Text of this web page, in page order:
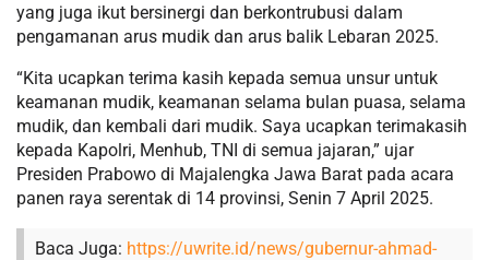
yang juga ikut bersinergi dan berkontrubusi dalam
pengamanan arus mudik dan arus balik Lebaran 2025.
“Kita ucapkan terima kasih kepada semua unsur untuk
keamanan mudik, keamanan selama bulan puasa, selama
mudik, dan kembali dari mudik. Saya ucapkan terimakasih
kepada Kapolri, Menhub, TNI di semua jajaran,” ujar
Presiden Prabowo di Majalengka Jawa Barat pada acara
panen raya serentak di 14 provinsi, Senin 7 April 2025.
Baca Juga: https://uwrite.id/news/gubernur-ahmad-